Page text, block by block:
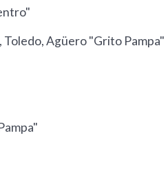
Agüero "Grito Pampa"